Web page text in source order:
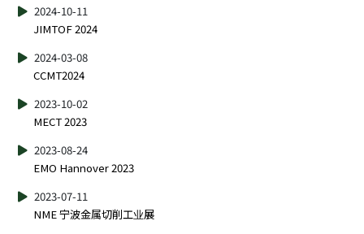
JIMTOF 2024
2024-10-11
CCMT2024
2024-03-08
MECT 2023
2023-10-02
EMO Hannover 2023
2023-08-24
NME 宁波金属切削工业展
2023-07-11